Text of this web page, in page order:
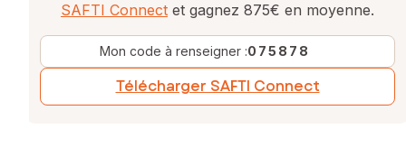
SAFTI Connect et gagnez 875€ en moyenne.
Mon code à renseigner :075878
Télécharger SAFTI Connect